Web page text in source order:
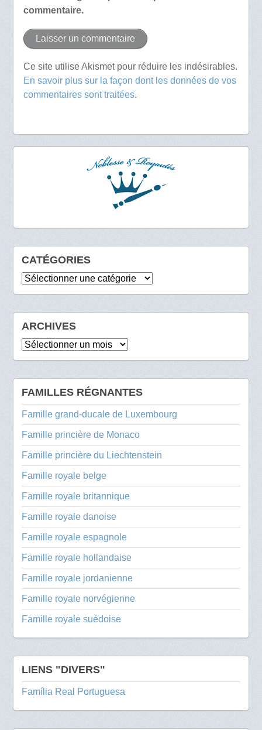
commentaire.
Ce site utilise Akismet pour réduire les indésirables.
En savoir plus sur la façon dont les données de vos
commentaires sont traitées.
CATÉGORIES
Catégories
ARCHIVES
Archives
FAMILLES RÉGNANTES
Famille grand-ducale de Luxembourg
Famille princière de Monaco
Famille princière du Liechtenstein
Famille royale belge
Famille royale britannique
Famille royale danoise
Famille royale espagnole
Famille royale hollandaise
Famille royale jordanienne
Famille royale norvégienne
Famille royale suédoise
LIENS "DIVERS"
Família Real Portuguesa